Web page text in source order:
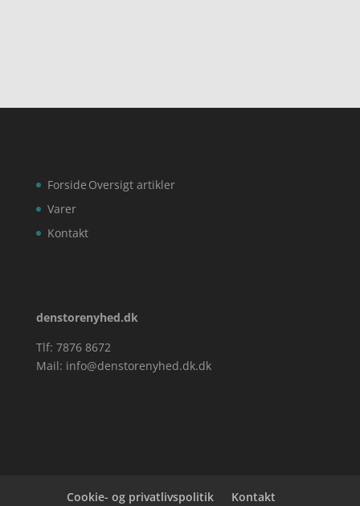
Forside
Varer
Kontakt
Oversigt artikler
denstorenyhed.dk
Tlf: 7876 8672
Mail: info@denstorenyhed.dk.dk
Cookie- og privatlivspolitik Kontakt